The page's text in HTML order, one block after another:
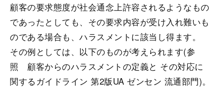
顧客の要求態度が社会通念上許容されるようなもの
であったとしても、その要求内容が受け入れ難いも
のである場合も、ハラスメントに該当し得ます。
その例としては、以下のものが考えられます(参
照 顧客からのハラスメントの定義と その対応に
関するガイドライン 第2版UA ゼンセン 流通部門)。